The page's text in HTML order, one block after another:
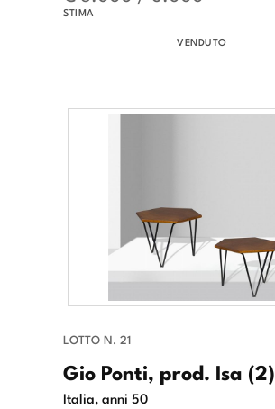
STIMA
VENDUTO
LOTTO N. 21
Gio Ponti, prod. Isa (2)
Italia, anni 50